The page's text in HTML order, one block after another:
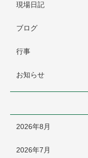
現場日記
ブログ
行事
お知らせ
2026年8月
2026年7月